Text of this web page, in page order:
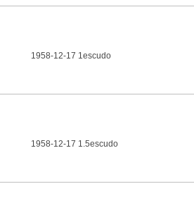
1958-12-17 1escudo
1958-12-17 1.5escudo